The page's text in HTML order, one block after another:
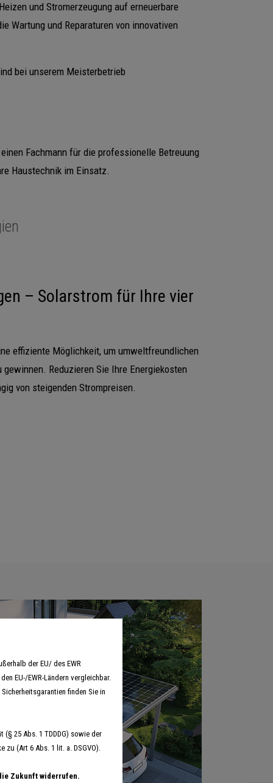
und Stromerzeugung auf erneuerbare
Wartung und Reparaturen von innovativen
bei unserem Meisterbetrieb
Fachmann für die professionelle Betreuung
Haustechnik im Einsatz.
– Solarstrom für Ihre vier
effiziente Möglichkeit, um umweltfreundlichen
Reduzieren Sie Ihre Energiekosten
von steigenden Strompreisen.
der EU/ des EWR
EU-/EWR-Ländern vergleichbar.
finden Sie in
(§ 25 Abs. 1 TDDDG) sowie der
(Art 6 Abs. 1 lit. a. DSGVO).
Zukunft widerrufen.